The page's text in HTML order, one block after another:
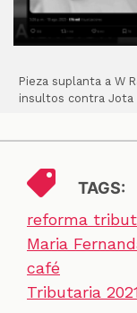
Pieza suplanta a W
insultos contra Jota
TAGS:
reforma
Maria
café
Tributaria